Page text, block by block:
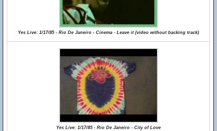
Yes Live: 1/17/85 - Rio De Janeiro - Cinema - Leave it (video without backing track)
Yes Live: 1/17/85 - Rio De Janeiro - City of Love